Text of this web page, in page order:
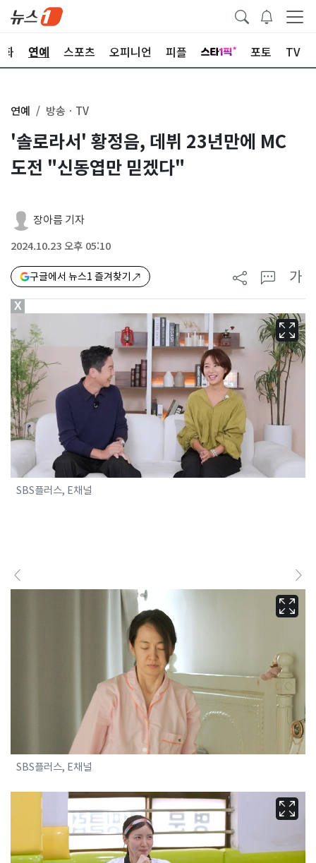
화 연예 스포츠 오피니언 피플 포토 TV
연예 방송ㆍTV
'솔로라서' 황정음, 데뷔 23년만에 MC
도전 "신동엽만 믿겠다"
장아름 기자
2024.10.23 오후 05:10
구글에서 뉴스1 즐겨찾기 가
SBS플러스, E채널
SBS플러스, E채널
X